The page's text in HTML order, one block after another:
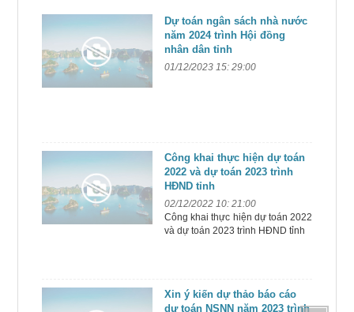
Dự toán ngân sách nhà nước
năm 2024 trình Hội đồng
nhân dân tỉnh
01/12/2023 15: 29:00
Công khai thực hiện dự toán
2022 và dự toán 2023 trình
HĐND tỉnh
02/12/2022 10: 21:00
Công khai thực hiện dự toán 2022
và dự toán 2023 trình HĐND tỉnh
Xin ý kiến dự thảo báo cáo
dự toán NSNN năm 2023 trình